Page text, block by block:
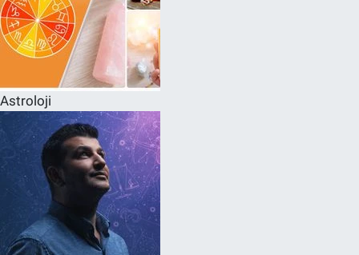
Astroloji